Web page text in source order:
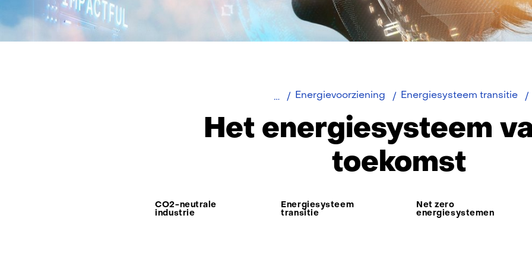
toekomst)
Home Energievoorziening Energiesysteem transitie
Het energiesysteem
toekomst
Thema:
CO2-neutrale
industrie
Energiesysteem
transitie
Net zero
energiesystemen